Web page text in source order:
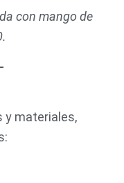
con mango de
y materiales,